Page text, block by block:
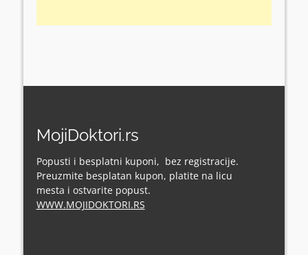
MojiDoktori.rs
Popusti i besplatni kuponi, bez registracije.
Preuzmite besplatan kupon, platite na licu
mesta i ostvarite popust.
WWW.MOJIDOKTORI.RS